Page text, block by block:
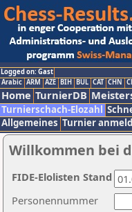
Logged on: Gast
Arabic ARM AZE BIH BUL CAT CHN
Home TurnierDB
Turnierschach-Elozahl
Allgemeines Turnier
Willkommen bei
Personennummer
FIDE-Elolisten Stand